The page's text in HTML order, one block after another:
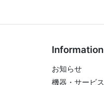
Information
お知らせ
機器・サービス